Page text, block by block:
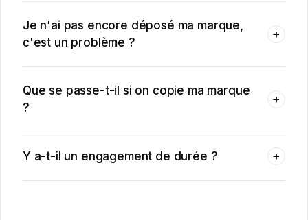
Je n'ai pas encore déposé ma marque,
c'est un problème ?
+
Que se passe-t-il si on copie ma marque
?
+
Y a-t-il un engagement de durée ? +